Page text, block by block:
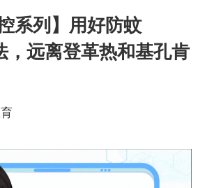
系列】用好防蚊
，远离登革热和基孔肯